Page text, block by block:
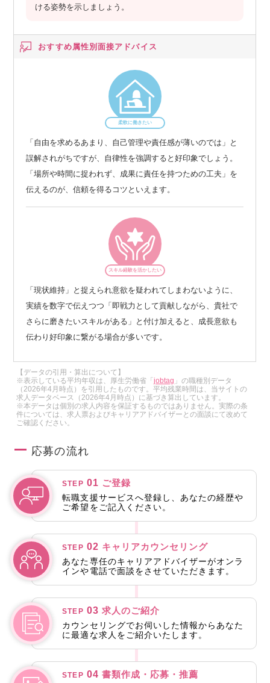
ける姿勢を示しましょう。
おすすめ属性別面接アドバイス
柔軟に働きたい
「自由を求めるあまり、自己管理や責任感が薄いのでは」と
誤解されがちですが、自律性を強調すると好印象でしょう。
「場所や時間に捉われず、成果に責任を持つための工夫」を
伝えるのが、信頼を得るコツといえます。
スキル経験を活かしたい
「現状維持」と捉えられ意欲を疑われてしまわないように、
実績を数字で伝えつつ「即戦力として貢献しながら、貴社で
さらに磨きたいスキルがある」と付け加えると、成長意欲も
伝わり好印象に繋がる場合が多いです。
【データの引用・算出について】
※表示している平均年収は、厚生労働省「jobtag 」の職種別データ
（2026年4月時点）を引用したものです。平均残業時間は、当サイトの
求人データベース（2026年4月時点）に基づき算出しています。
※本データは個別の求人内容を保証するものではありません。実際の条
件については、求人票およびキャリアアドバイザーとの面談にて改めて
ご確認ください。
応募の流れ
STEP 01 ご登録
転職支援サービスへ登録し、あなたの経歴や
ご希望をご記入ください。
STEP 02 キャリアカウンセリング
あなた専任のキャリアアドバイザーがオンラ
インや電話で面談をさせていただきます。
STEP 03 求人のご紹介
カウンセリングでお伺いした情報からあなた
に最適な求人をご紹介いたします。
STEP 04 書類作成・応募・推薦